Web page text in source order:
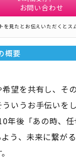
お問い合わせ
見たとお伝えいただくとス
概要
望を共有し、そ
いうお手伝いを
年後「あの時、任
う、未来に繋が